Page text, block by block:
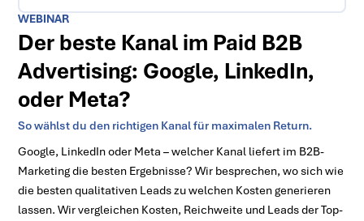
WEBINAR
Der beste Kanal im Paid B2B
Advertising: Google, LinkedIn,
oder Meta?
So wählst du den richtigen Kanal für maximalen Return.
Google, LinkedIn oder Meta – welcher Kanal liefert im B2B-
Marketing die besten Ergebnisse? Wir besprechen, wo sich wie
die besten qualitativen Leads zu welchen Kosten generieren
lassen. Wir vergleichen Kosten, Reichweite und Leads der Top-